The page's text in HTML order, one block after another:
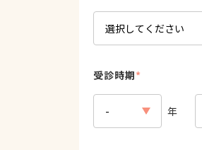
受診時期*
年